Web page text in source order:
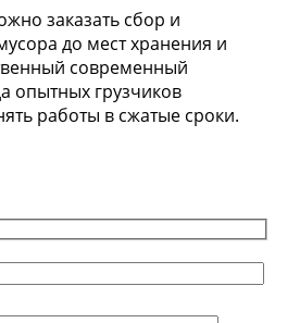
заказать сбор и
до мест хранения и
современный
опытных грузчиков
работы в сжатые сроки.